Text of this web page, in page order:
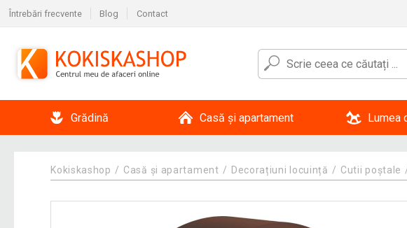
Întrebări frecvente Blog Contact
Grădină Casă și apartament Lumea
Kokiskashop Casă și apartament Decorațiuni locuință Cutii poștale